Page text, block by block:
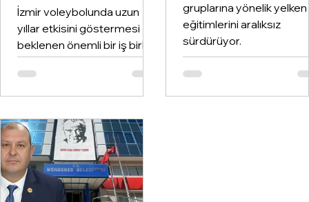
İzmir voleybolunda uzun
yıllar etkisini göstermesi
beklenen önemli bir iş birliği
hayata geçirildi. Kentin köklü
kulüplerinden Göztepe
Spor Kulübü ile İzmir'in en
organizasyonlarından
Aliağa KZY Spor Kulübü,
voleybol branşında güçlerini
birleştiren kapsamlı bir iş
birliği protokolüne imza attı.
gruplarına yönelik yelken
eğitimlerini aralıksız
sürdürüyor.